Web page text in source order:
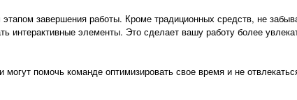
завершения работы. Кроме традиционных средств, не
интерактивные элементы. Это сделает вашу работу более
помочь команде оптимизировать свое время и не